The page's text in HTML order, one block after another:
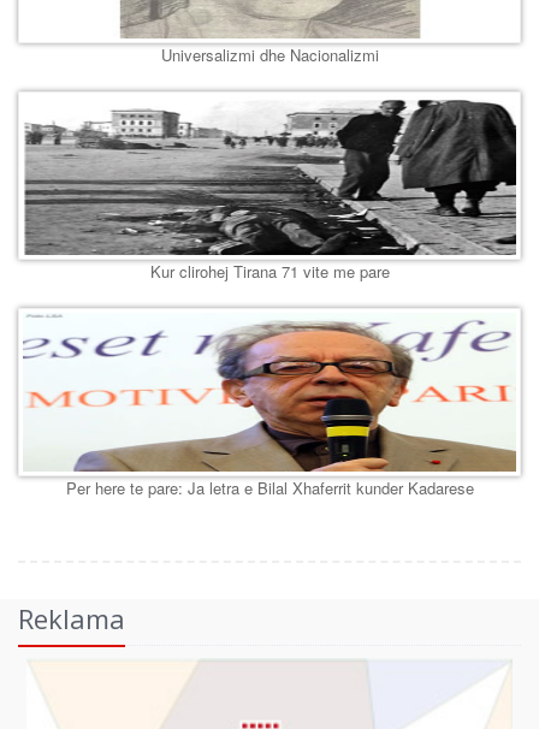
Universalizmi dhe Nacionalizmi
Kur clirohej Tirana 71 vite me pare
Per here te pare: Ja letra e Bilal Xhaferrit kunder Kadarese
Reklama